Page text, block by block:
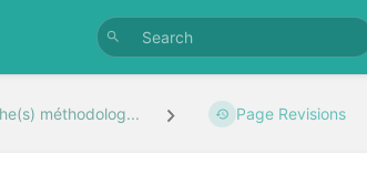
méthodolog... Page Revisions